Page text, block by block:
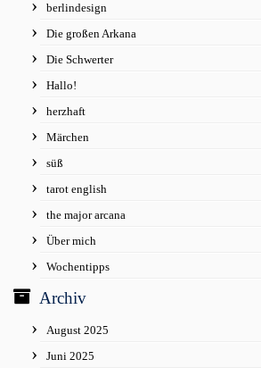
berlindesign
Die großen Arkana
Die Schwerter
Hallo!
herzhaft
Märchen
süß
tarot english
the major arcana
Über mich
Wochentipps
Archiv
August 2025
Juni 2025